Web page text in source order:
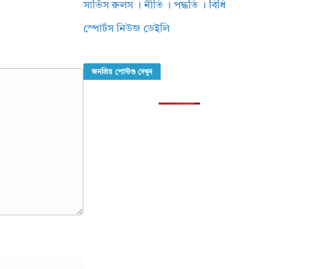
সার্ভিস রুলস । নীতি । পদ্ধতি । বিধি
স্পোর্টস নিউজ ডেইলি
জনপ্রিয় পোস্টগু দেখুন